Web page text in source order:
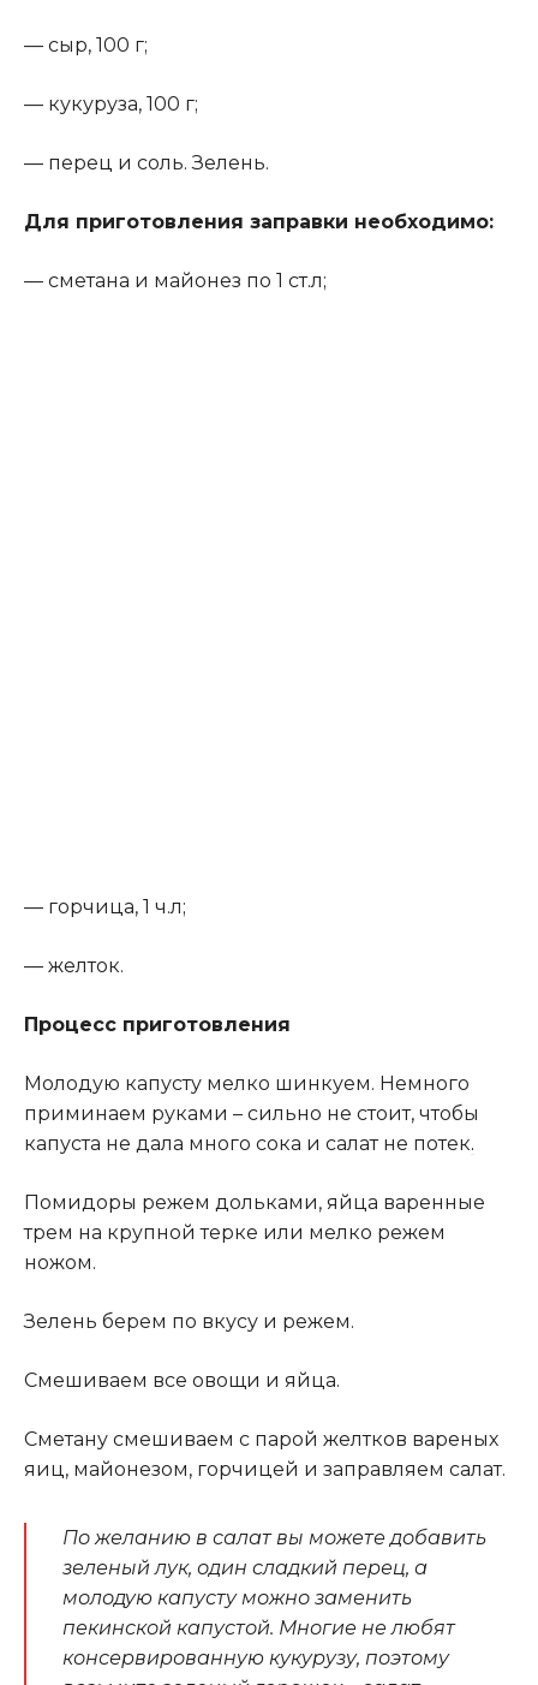
— сыр, 100 г;
— кукуруза, 100 г;
— перец и соль. Зелень.
Для приготовления заправки необходимо:
— сметана и майонез по 1 ст.л;
— горчица, 1 ч.л;
— желток.
Процесс приготовления
Молодую капусту мелко шинкуем. Немного
приминаем руками – сильно не стоит, чтобы
капуста не дала много сока и салат не потек.
Помидоры режем дольками, яйца варенные
трем на крупной терке или мелко режем
ножом.
Зелень берем по вкусу и режем.
Смешиваем все овощи и яйца.
Сметану смешиваем с парой желтков вареных
яиц, майонезом, горчицей и заправляем салат.
По желанию в салат вы можете добавить
зеленый лук, один сладкий перец, а
молодую капусту можно заменить
пекинской капустой. Многие не любят
консервированную кукурузу, поэтому